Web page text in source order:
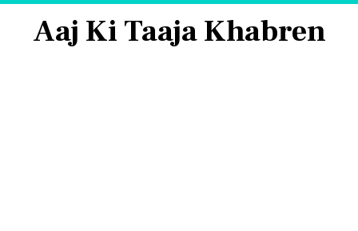
Aaj Ki Taaja Khabren